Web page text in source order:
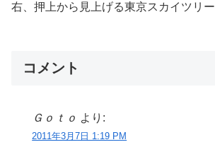
右、押上から見上げる東京スカイツリー
コメント
Ｇｏｔｏ より:
2011年3月7日 1:19 PM